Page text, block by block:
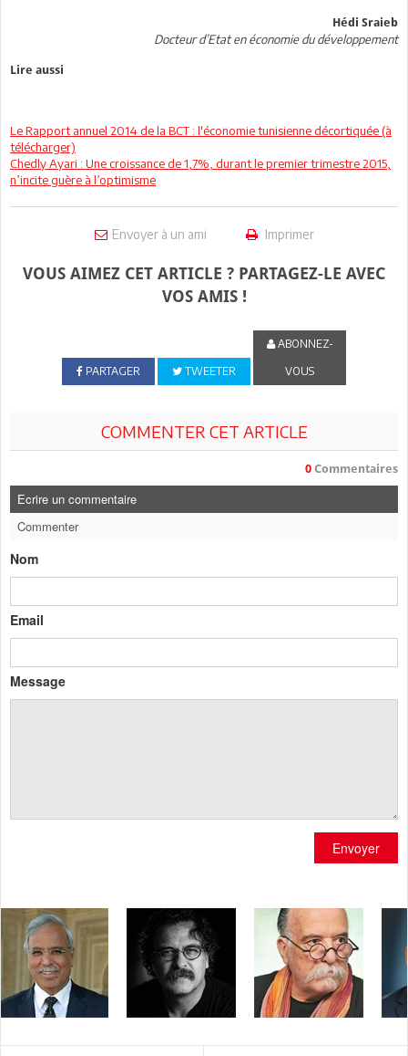
Hédi Sraieb
Docteur d’Etat en économie du développement
Lire aussi
Le Rapport annuel 2014 de la BCT : l'économie tunisienne décortiquée (à
télécharger)
Chedly Ayari : Une croissance de 1,7%, durant le premier trimestre 2015,
n’incite guère à l’optimisme
Envoyer à un ami Imprimer
VOUS AIMEZ CET ARTICLE ? PARTAGEZ-LE AVEC
VOS AMIS !
PARTAGER TWEETER
ABONNEZ-
VOUS
COMMENTER CET ARTICLE
0 Commentaires
Ecrire un commentaire
Commenter
Nom
Email
Message
Envoyer